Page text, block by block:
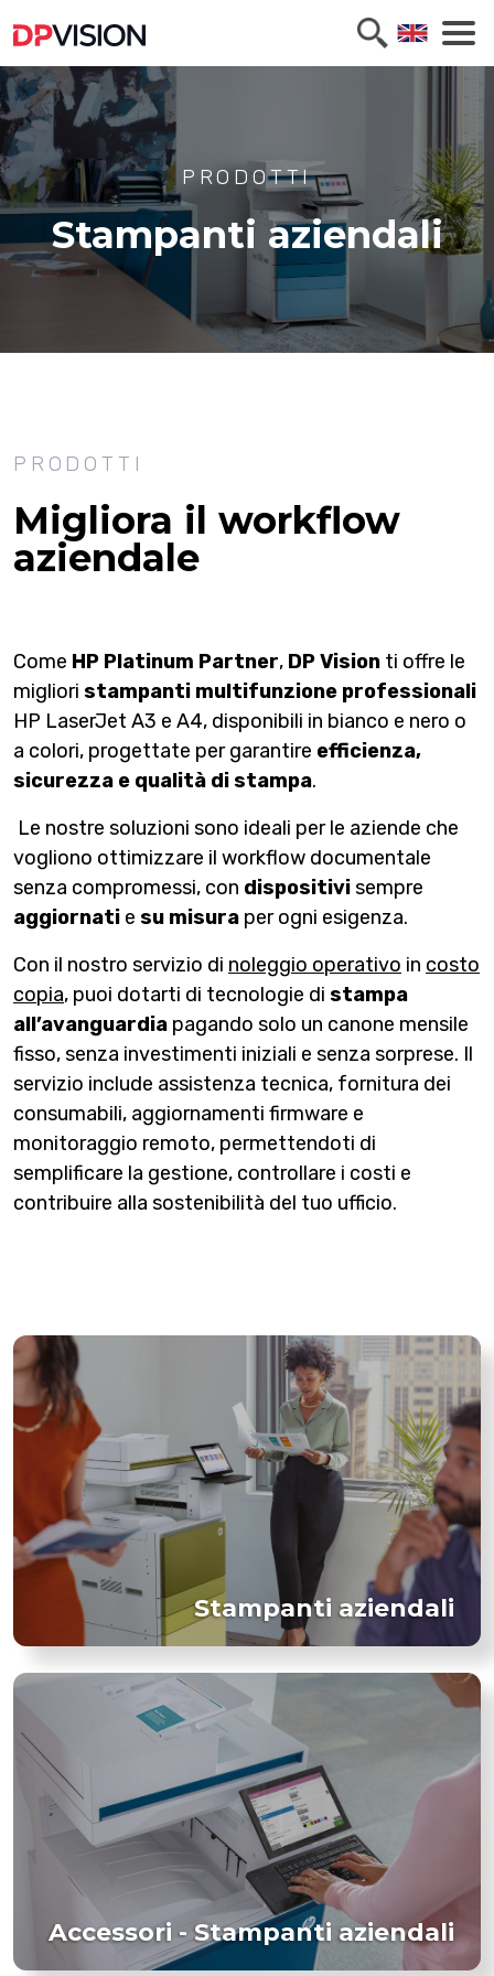
PRODOTTI
Stampanti aziendali
PRODOTTI
Migliora il workflow
aziendale
Come HP Platinum Partner, DP Vision ti offre le
migliori stampanti multifunzione professionali
HP LaserJet A3 e A4, disponibili in bianco e nero o
a colori, progettate per garantire efficienza,
sicurezza e qualità di stampa.
Le nostre soluzioni sono ideali per le aziende che
vogliono ottimizzare il workflow documentale
senza compromessi, con dispositivisempre
aggiornati e su misura per ogni esigenza.
Con il nostro servizio di noleggio operativo in costo
copia, puoi dotarti di tecnologie di stampa
all’avanguardia pagando solo un canone mensile
fisso, senza investimenti iniziali e senza sorprese. Il
servizio include assistenza tecnica, fornitura dei
consumabili, aggiornamenti firmware e
monitoraggio remoto, permettendoti di
semplificare la gestione, controllare i costi e
contribuire alla sostenibilità del tuo ufficio.
Stampanti aziendali
Accessori - Stampanti aziendali